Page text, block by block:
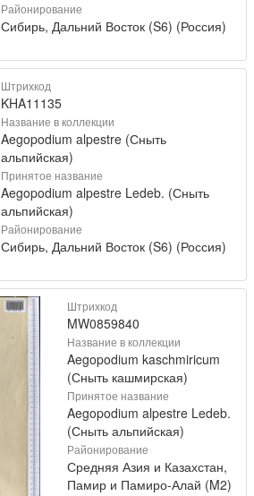
Районирование
Сибирь, Дальний Восток (S6) (Россия)
Штрихкод
KHA11135
Название в коллекции
Aegopodium alpestre (Сныть
альпийская)
Принятое название
Aegopodium alpestre Ledeb. (Сныть
альпийская)
Районирование
Сибирь, Дальний Восток (S6) (Россия)
Штрихкод
MW0859840
Название в коллекции
Aegopodium kaschmiricum
(Сныть кашмирская)
Принятое название
Aegopodium alpestre Ledeb.
(Сныть альпийская)
Районирование
Средняя Азия и Казахстан,
Памир и Памиро-Алай (M2)